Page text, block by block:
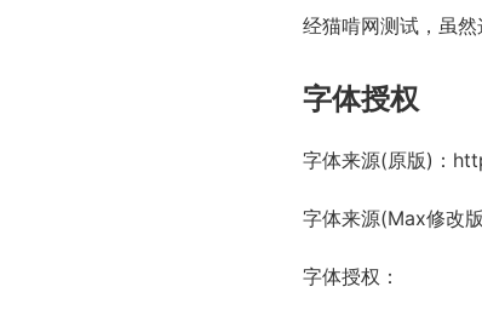
经猫啃网测试，虽
字体授权
字体来源(原版)：
字体来源(Max修改版
字体授权：